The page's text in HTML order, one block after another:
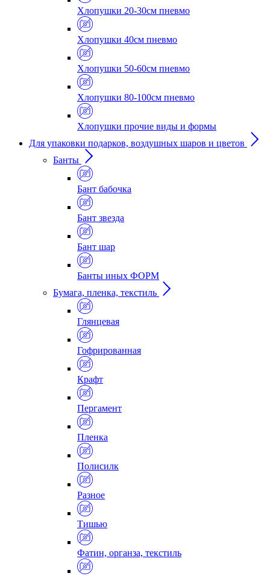
Хлопушки 20-30см пневмо
Хлопушки 40см пневмо
Хлопушки 50-60см пневмо
Хлопушки 80-100см пневмо
Хлопушки прочие виды и формы
Для упаковки подарков, воздушных шаров и цветов
Банты
Бант бабочка
Бант звезда
Бант шар
Банты иных ФОРМ
Бумага, пленка, текстиль
Глянцевая
Гофрированная
Крафт
Пергамент
Пленка
Полисилк
Разное
Тишью
Фатин, органза, текстиль